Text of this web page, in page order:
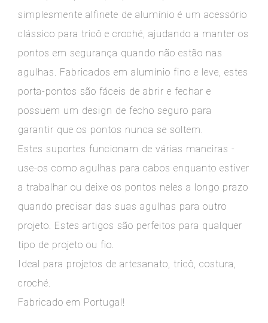
simplesmente alfinete de alumínio é um acessório
clássico para tricô e croché, ajudando a manter os
pontos em segurança quando não estão nas
agulhas. Fabricados em alumínio fino e leve, estes
porta-pontos são fáceis de abrir e fechar e
possuem um design de fecho seguro para
garantir que os pontos nunca se soltem.
Estes suportes funcionam de várias maneiras -
use-os como agulhas para cabos enquanto estiver
a trabalhar ou deixe os pontos neles a longo prazo
quando precisar das suas agulhas para outro
projeto. Estes artigos são perfeitos para qualquer
tipo de projeto ou fio.
Ideal para projetos de artesanato, tricô, costura,
croché.
Fabricado em Portugal!